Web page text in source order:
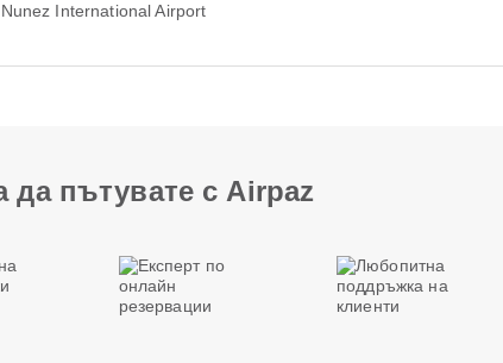
International Airport
да пътувате с Airpaz